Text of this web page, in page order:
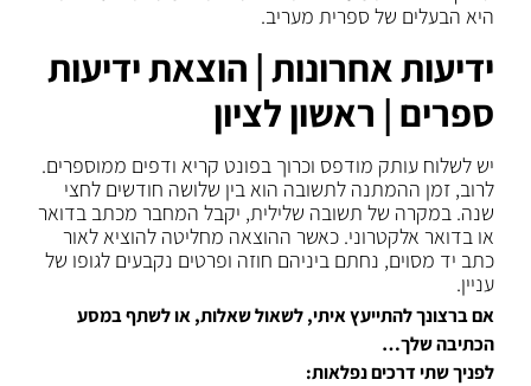
היא הבעלים של ספרית מעריב.
ידיעות אחרונות | הוצאת ידיעות
ספרים | ראשון לציון
יש לשלוח עותק מודפס וכרוך בפונט קריא ודפים ממוספרים.
לרוב, זמן ההמתנה לתשובה הוא בין שלושה חודשים לחצי
שנה. במקרה של תשובה שלילית, יקבל המחבר מכתב בדואר
או בדואר אלקטרוני. כאשר ההוצאה מחליטה להוציא לאור
כתב יד מסוים, נחתם ביניהם חוזה ופרטים נקבעים לגופו של
עניין.
אם ברצונך להתייעץ איתי, לשאול שאלות, או לשתף במסע
הכתיבה שלך…
לפניך שתי דרכים נפלאות: